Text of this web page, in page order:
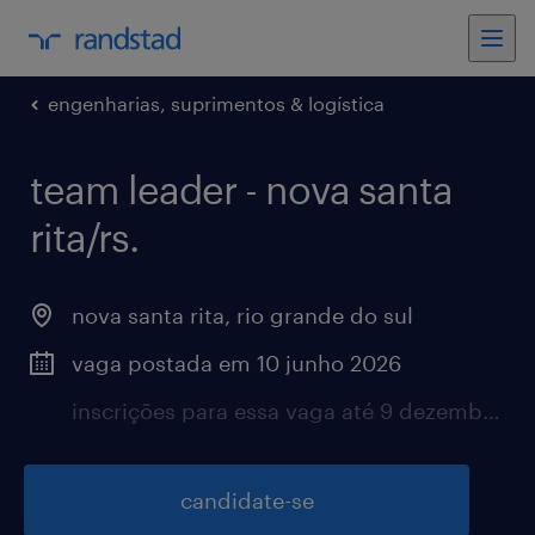
engenharias, suprimentos & logística
team leader - nova santa
rita/rs.
nova santa rita, rio grande do sul
vaga postada em 10 junho 2026
inscrições para essa vaga até 9 dezembro 2026
candidate-se